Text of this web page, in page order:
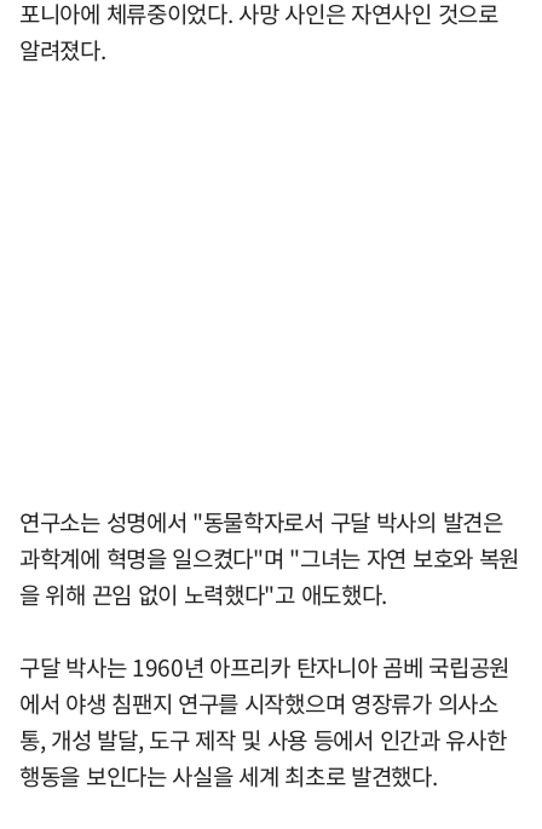
포니아에 체류중이었다. 사망 사인은 자연사인 것으로
알려졌다.
연구소는 성명에서 "동물학자로서 구달 박사의 발견은
과학계에 혁명을 일으켰다"며 "그녀는 자연 보호와 복원
을 위해 끈임 없이 노력했다"고 애도했다.
구달 박사는 1960년 아프리카 탄자니아 곰베 국립공원
에서 야생 침팬지 연구를 시작했으며 영장류가 의사소
통, 개성 발달, 도구 제작 및 사용 등에서 인간과 유사한
행동을 보인다는 사실을 세계 최초로 발견했다.